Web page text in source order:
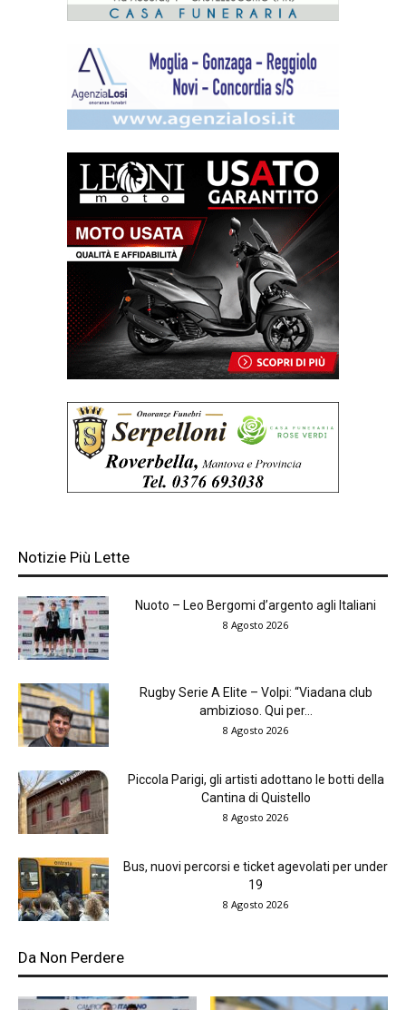
Notizie Più Lette
Nuoto – Leo Bergomi d’argento agli Italiani
8 Agosto 2026
Rugby Serie A Elite – Volpi: “Viadana club
ambizioso. Qui per...
8 Agosto 2026
Piccola Parigi, gli artisti adottano le botti della
Cantina di Quistello
8 Agosto 2026
Bus, nuovi percorsi e ticket agevolati per under
19
8 Agosto 2026
Da Non Perdere